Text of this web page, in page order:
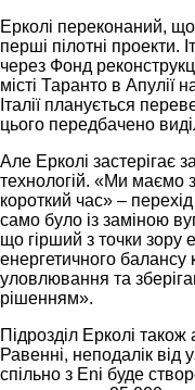
Ерколі переконаний,
перші пілотні проекти.
через Фонд
місті Таранто в Апулії
Італії планується
цього передбачено
Але Ерколі застерігає
технологій. «Ми маємо
короткий час» –
само було із заміною
що гірший з точки зору
енергетичного балансу
уловлювання та
рішенням».
Підрозділ Ерколі також
Равенні, неподалік
спільно з Eni буде